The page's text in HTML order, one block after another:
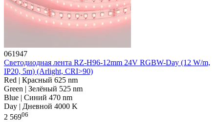
061947
Светодиодная лента RZ-H96-12mm 24V RGBW-Day (12 W/m,
IP20, 5m) (Arlight, CRI>90)
Red | Красный 625 nm
Green | Зелёный 525 nm
Blue | Синий 470 nm
Day | Дневной 4000 K
2 56906